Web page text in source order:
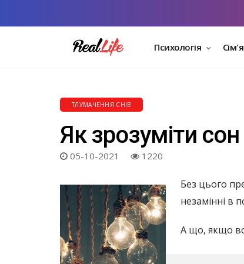
Психологія
ТЛУМАЧЕННЯ СНІВ
Як зрозуміти
05-10-2021 1220
Без цього
незамінні в
А що, якщо